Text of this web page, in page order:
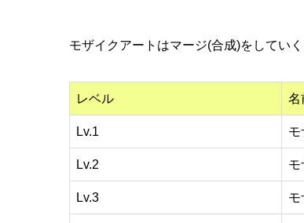
モザイクアートはマージ(合成)をしてい
レベル 名
Lv.1
Lv.2
Lv.3